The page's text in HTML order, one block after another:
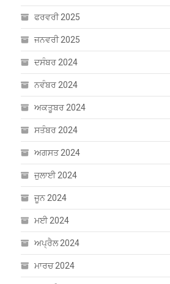
ਫਰਵਰੀ 2025
ਜਨਵਰੀ 2025
ਦਸੰਬਰ 2024
ਨਵੰਬਰ 2024
ਅਕਤੂਬਰ 2024
ਸਤੰਬਰ 2024
ਅਗਸਤ 2024
ਜੁਲਾਈ 2024
ਜੂਨ 2024
ਮਈ 2024
ਅਪ੍ਰੈਲ 2024
ਮਾਰਚ 2024